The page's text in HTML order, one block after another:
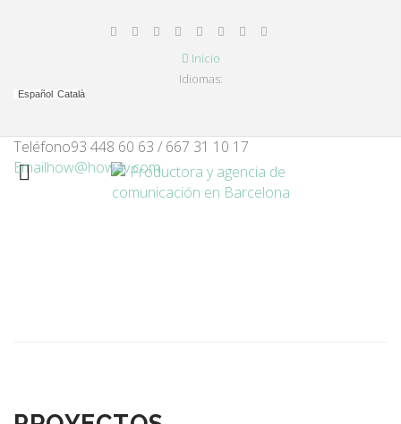
Inicio
Idiomas:
Español Català
Teléfono93 448 60 63 / 667 31 10 17
Emailhow@howav.com